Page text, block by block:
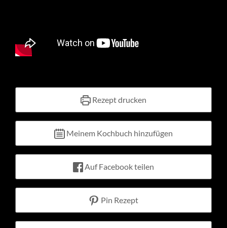
Rezept drucken
Meinem Kochbuch hinzufügen
Auf Facebook teilen
Pin Rezept